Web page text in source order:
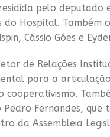
pelo deputado
Hospital. Também
Cássio Góes e
de Relações
para a
cooperativismo.
Fernandes,
da Assembleia